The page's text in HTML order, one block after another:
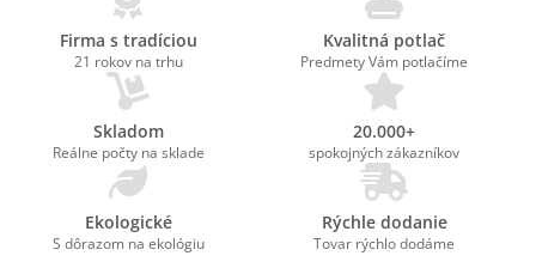
Firma s tradíciou
21 rokov na trhu
Kvalitná potlač
Predmety Vám potlačíme
Skladom
Reálne počty na sklade
20.000+
spokojných zákazníkov
Ekologické
S dôrazom na ekológiu
Rýchle dodanie
Tovar rýchlo dodáme